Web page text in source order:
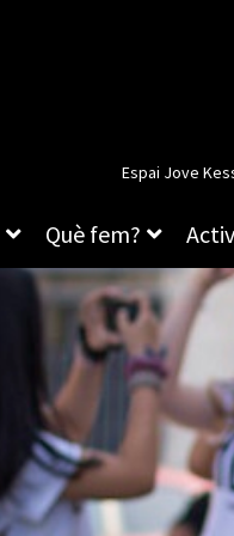
Espai Jove
Què fem?